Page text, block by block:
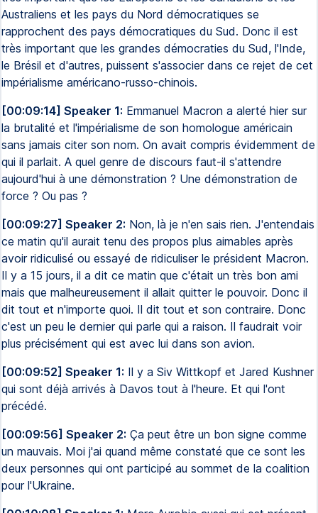
Australiens et les pays du Nord démocratiques se
rapprochent des pays démocratiques du Sud. Donc il est
très important que les grandes démocraties du Sud, l'Inde,
le Brésil et d'autres, puissent s'associer dans ce rejet de cet
impérialisme américano-russo-chinois.
[00:09:14] Speaker 1: Emmanuel Macron a alerté hier sur
la brutalité et l'impérialisme de son homologue américain
sans jamais citer son nom. On avait compris évidemment de
qui il parlait. A quel genre de discours faut-il s'attendre
aujourd'hui à une démonstration ? Une démonstration de
force ? Ou pas ?
[00:09:27] Speaker 2: Non, là je n'en sais rien. J'entendais
ce matin qu'il aurait tenu des propos plus aimables après
avoir ridiculisé ou essayé de ridiculiser le président Macron.
Il y a 15 jours, il a dit ce matin que c'était un très bon ami
mais que malheureusement il allait quitter le pouvoir. Donc il
dit tout et n'importe quoi. Il dit tout et son contraire. Donc
c'est un peu le dernier qui parle qui a raison. Il faudrait voir
plus précisément qui est avec lui dans son avion.
[00:09:52] Speaker 1: Il y a Siv Wittkopf et Jared Kushner
qui sont déjà arrivés à Davos tout à l'heure. Et qui l'ont
précédé.
[00:09:56] Speaker 2: Ça peut être un bon signe comme
un mauvais. Moi j'ai quand même constaté que ce sont les
deux personnes qui ont participé au sommet de la coalition
pour l'Ukraine.